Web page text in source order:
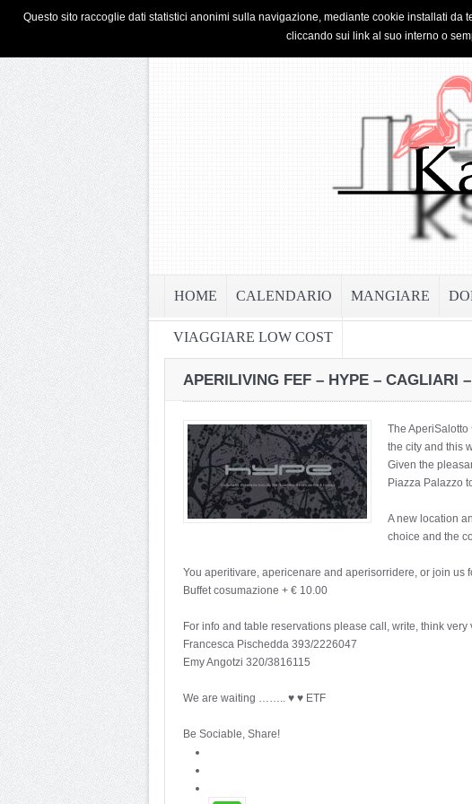
HOME PRIVACY & COOKIE POLICY
HOME CALENDARIO MANGIARE
VIAGGIARE LOW COST
APERILIVING FEF – HYPE – CAGLIARI
The AperiSalotto
the city and this
Given the
Piazza Palazzo
A new location
choice and the
You aperitivare, apericenare and aperisorridere, or join us
Buffet cosumazione + € 10.00
For info and table reservations please call, write, think
Francesca Pischedda 393/2226047
Emy Angotzi 320/3816115
We are waiting …….. ♥ ♥ ETF
Be Sociable, Share!
Questo sito raccoglie dati statistici anonimi sulla navigazione, mediante cookie installati
cliccando sui link al suo interno o